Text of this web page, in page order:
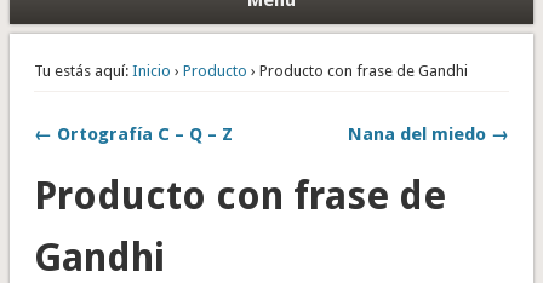
Tu estás aquí: Inicio › Producto › Producto con frase de Gandhi
← Ortografía C – Q – Z Nana del miedo →
Producto con frase de
Gandhi